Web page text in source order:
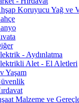
Koruyucu Yağ ve
- Aydınlatma
Alet - El Aletleri
Yaşam
Malzeme ve